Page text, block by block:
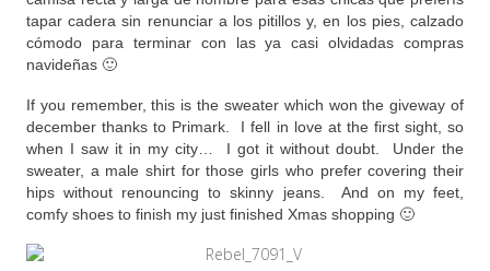
tapar cadera sin renunciar a los pitillos y, en los pies, calzado
cómodo para terminar con las ya casi olvidadas compras
navideñas 🙂
If you remember, this is the sweater which won the giveway of
december thanks to Primark. I fell in love at the first sight, so
when I saw it in my city… I got it without doubt. Under the
sweater, a male shirt for those girls who prefer covering their
hips without renouncing to skinny jeans. And on my feet,
comfy shoes to finish my just finished Xmas shopping 🙂